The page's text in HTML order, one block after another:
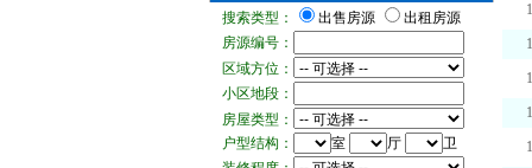
搜索类型：
出售房源
出租房源
房源编号：
区域方位：
小区地段：
房屋类型：
户型结构：
室 厅
卫